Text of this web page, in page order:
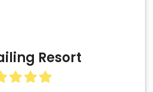
Resort